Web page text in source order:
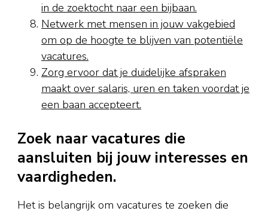
in de zoektocht naar een bijbaan.
Netwerk met mensen in jouw vakgebied
om op de hoogte te blijven van potentiële
vacatures.
Zorg ervoor dat je duidelijke afspraken
maakt over salaris, uren en taken voordat je
een baan accepteert.
Zoek naar vacatures die
aansluiten bij jouw interesses en
vaardigheden.
Het is belangrijk om vacatures te zoeken die